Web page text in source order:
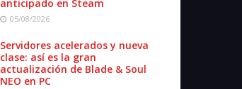
anticipado en Steam
05/08/2026
Servidores acelerados y nueva
clase: así es la gran
actualización de Blade & Soul
NEO en PC